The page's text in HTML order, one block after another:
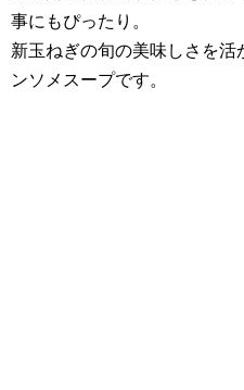
事にもぴったり。
新玉ねぎの旬の美味しさを活
ンソメスープです。